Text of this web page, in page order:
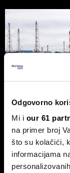
Odgovorno
Mi i our 61
na primer broj
što su kolačići,
informacijama